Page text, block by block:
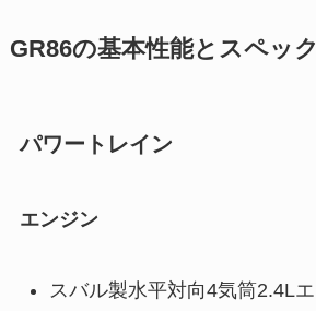
GR86の基本性能とスペック
パワートレイン
エンジン
スバル製水平対向4気筒2.4L